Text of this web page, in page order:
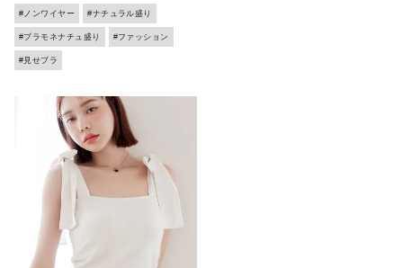
#ノンワイヤー #ナチュラル盛り
#ブラモネナチュ盛り #ファッション
#見せブラ